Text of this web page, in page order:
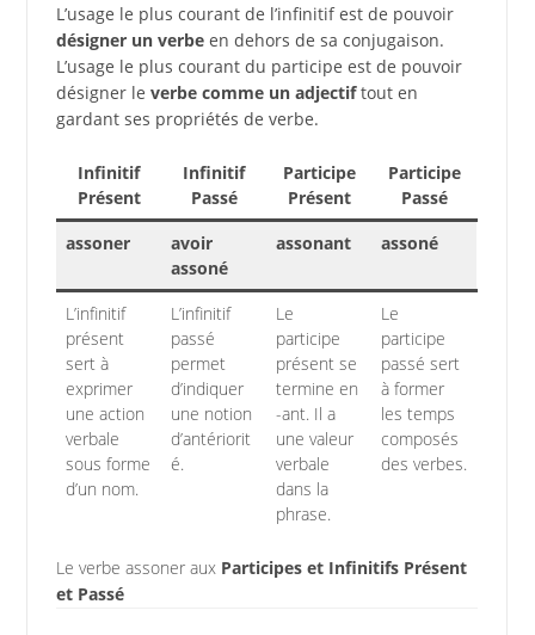
L’usage le plus courant de l’infinitif est de pouvoir
désigner un verbeen dehors de sa conjugaison.
L’usage le plus courant du participe est de pouvoir
désigner le verbe comme un adjectiftout en
gardant ses propriétés de verbe.
Infinitif
Présent
Infinitif
Passé
Participe
Présent
Participe
Passé
assoner
avoir
assoné
assonant assoné
L’infinitif
présent
sert à
exprimer
une action
verbale
sous forme
d’un nom.
L’infinitif
passé
permet
d’indiquer
une notion
d’antériorit
é.
Le
participe
présent se
termine en
-ant. Il a
une valeur
verbale
dans la
phrase.
Le
participe
passé sert
à former
les temps
composés
des verbes.
Le verbe assoner aux Participes et Infinitifs Présent
et Passé